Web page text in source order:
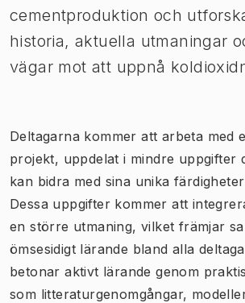
cementproduktion och
historia, aktuella utmaningar
vägar mot att uppnå
Deltagarna kommer att arbeta med
projekt, uppdelat i mindre uppgifter
kan bidra med sina unika
Dessa uppgifter kommer att
en större utmaning, vilket främjar
ömsesidigt lärande bland alla
betonar aktivt lärande genom
som litteraturgenomgångar,